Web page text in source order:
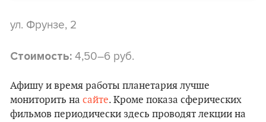
ул. Фрунзе, 2
Стоимость: 4,50–6 руб.
Афишу и время работы планетария лучше
мониторить на сайте. Кроме показа сферических
фильмов периодически здесь проводят лекции на